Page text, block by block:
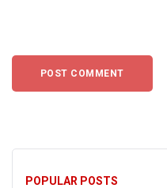
POPULAR POSTS